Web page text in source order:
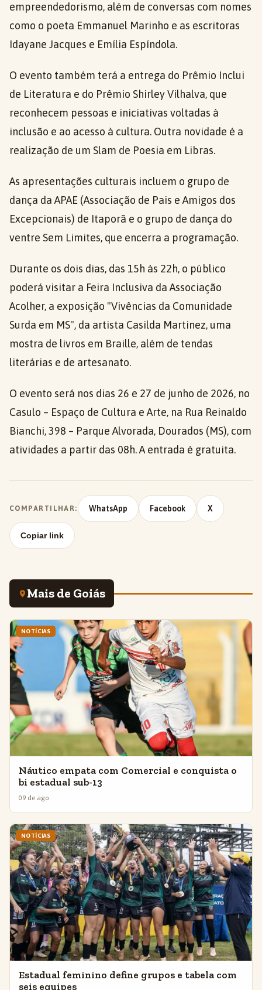
empreendedorismo, além de conversas com nomes
como o poeta Emmanuel Marinho e as escritoras
Idayane Jacques e Emília Espíndola.
O evento também terá a entrega do Prêmio Inclui
de Literatura e do Prêmio Shirley Vilhalva, que
reconhecem pessoas e iniciativas voltadas à
inclusão e ao acesso à cultura. Outra novidade é a
realização de um Slam de Poesia em Libras.
As apresentações culturais incluem o grupo de
dança da APAE (Associação de Pais e Amigos dos
Excepcionais) de Itaporã e o grupo de dança do
ventre Sem Limites, que encerra a programação.
Durante os dois dias, das 15h às 22h, o público
poderá visitar a Feira Inclusiva da Associação
Acolher, a exposição "Vivências da Comunidade
Surda em MS", da artista Casilda Martinez, uma
mostra de livros em Braille, além de tendas
literárias e de artesanato.
O evento será nos dias 26 e 27 de junho de 2026, no
Casulo – Espaço de Cultura e Arte, na Rua Reinaldo
Bianchi, 398 – Parque Alvorada, Dourados (MS), com
atividades a partir das 08h. A entrada é gratuita.
COMPARTILHAR: WhatsApp Facebook X
Copiar link
Mais de Goiás
NOTÍCIAS
Náutico empata com Comercial e conquista o
bi estadual sub-13
09 de ago.
NOTÍCIAS
Estadual feminino define grupos e tabela com
seis equipes